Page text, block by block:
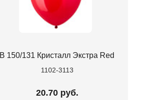
В 150/131 Кристалл Экстра Red
1102-3113
20.70 руб.